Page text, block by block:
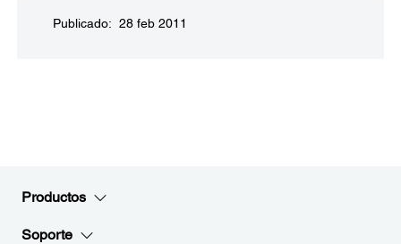
Publicado: 28 feb 2011
Productos
Soporte